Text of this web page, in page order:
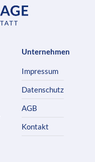
Unternehmen
Impressum
Datenschutz
AGB
Kontakt